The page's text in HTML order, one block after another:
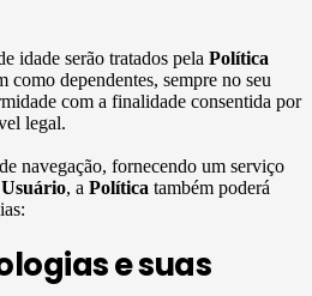
idade serão tratados pela Política
como dependentes, sempre no seu
com a finalidade consentida por
legal.
navegação, fornecendo um serviço
Usuário, a Política também poderá
e suas